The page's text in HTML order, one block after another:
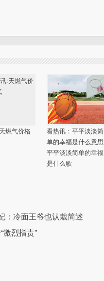
燃气价格
看热讯：平平淡淡简
单的幸福是什么意思_
平平淡淡简单的幸福
是什么歌
：冷面王爷也认栽简述
烈指责”